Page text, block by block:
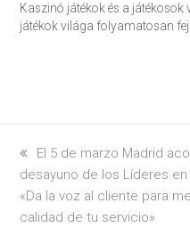
Kaszinó játékok és a játékosok
játékok világa folyamatosan
previous
post:
El 5 de marzo Madrid
desayuno de los Líderes en
«Da la voz al cliente para
calidad de tu servicio»